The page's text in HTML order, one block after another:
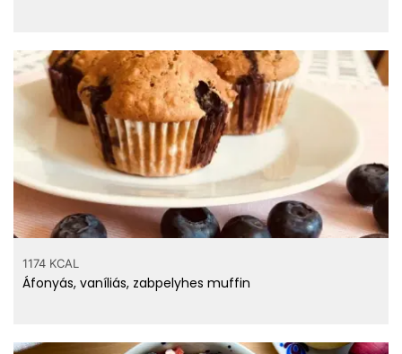
1174 KCAL
Áfonyás, vaníliás, zabpelyhes muffin